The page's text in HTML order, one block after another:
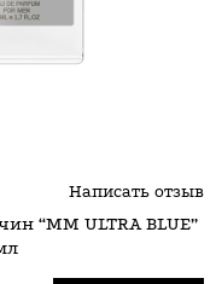
Написать отзыв
“MM ULTRA BLUE”